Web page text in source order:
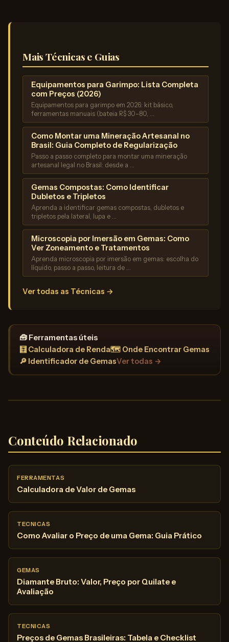
Mais Técnicas e Guias
Equipamentos para Garimpo: Lista Completa
com Preços (2026)
Equipamentos para garimpo em 2026: kit básico,
ferramentas manuais (bateia R$ 30–80, …
Como Montar uma Mineração Artesanal no
Brasil: Guia Completo de Regularização
Passo a passo completo para montar uma mineração
artesanal legal no Brasil: desde a …
Gemas Compostas: Como Identificar
Dubletos e Tripletos
Aprenda a identificar gemas compostas, dubletos e
tripletos pela lateral, lupa e …
Microscopia por Imersão em Gemas: Como
Ver Zoneamento e Tratamentos
Aprenda microscopia por imersão em gemas: escolha do
líquido, passo a passo, leitura de …
Ver todas as Técnicas →
🧰 Ferramentas úteis
🧮 Calculadora de Renda🗺️ Onde Encontrar Gemas
🔎 Identificador de GemasVer todas →
Conteúdo Relacionado
FERRAMENTAS
Calculadora de Valor de Gemas
TECNICAS
Como Avaliar o Preço de uma Gema: Guia Prático
GEMAS
Diamante Bruto: Valor, Preço por Quilate e
Avaliação
TECNICAS
Preços de Gemas Brasileiras: Tabela e Checklist